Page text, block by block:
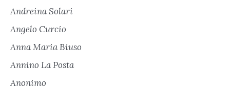
Andreina Solari
Angelo Curcio
Anna Maria Biuso
Annino La Posta
Anonimo